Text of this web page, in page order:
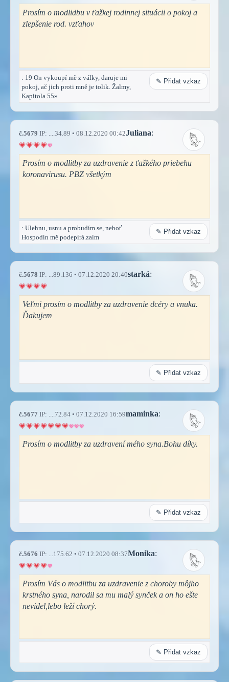
Prosím o modlidbu v ťažkej rodinnej situácii o pokoj a
zlepšenie rod. vzťahov
: 19 On vykoupí mě z války, daruje mi
pokoj, ač jich proti mně je tolik. Žalmy,
Kapitola 55»
✎ Přidat vzkaz
č.5679 IP: ....34.89 • 08.12.2020 00:42Juliana:
Prosím o modlitby za uzdravenie z ťažkého priebehu
koronavirusu. PBZ všetkým
: Ulehnu, usnu a probudím se, neboť
Hospodin mě podepírá.zalm
✎ Přidat vzkaz
č.5678 IP: ...89.136 • 07.12.2020 20:40starká:
Veľmi prosím o modlitby za uzdravenie dcéry a vnuka.
Ďakujem
✎ Přidat vzkaz
č.5677 IP: ....72.84 • 07.12.2020 16:59maminka:
Prosím o modlitby za uzdravení mého syna.Bohu díky.
✎ Přidat vzkaz
č.5676 IP: ...175.62 • 07.12.2020 08:37Monika:
Prosím Vás o modlitbu za uzdravenie z choroby môjho
krstného syna, narodil sa mu malý synček a on ho ešte
nevidel,lebo leží chorý.
✎ Přidat vzkaz